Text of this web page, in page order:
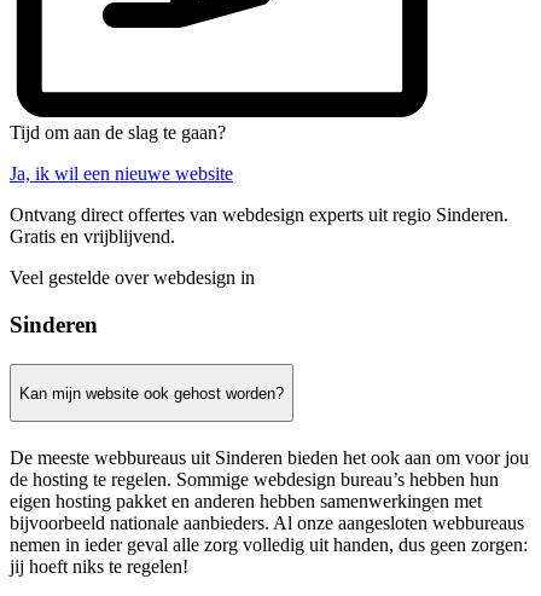
Tijd om aan de slag te gaan?
Ja, ik wil een nieuwe website
Ontvang direct offertes van webdesign experts uit regio Sinderen.
Gratis en vrijblijvend.
Veel gestelde over webdesign in
Sinderen
Kan mijn website ook gehost worden?
De meeste webbureaus uit Sinderen bieden het ook aan om voor jou
de hosting te regelen. Sommige webdesign bureau’s hebben hun
eigen hosting pakket en anderen hebben samenwerkingen met
bijvoorbeeld nationale aanbieders. Al onze aangesloten webbureaus
nemen in ieder geval alle zorg volledig uit handen, dus geen zorgen:
jij hoeft niks te regelen!